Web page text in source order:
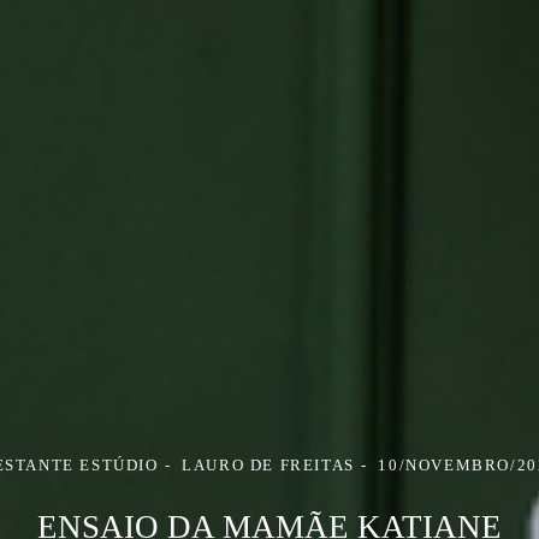
ESTÚDIO LAURO DE FREITAS 10/NOVEMBRO/
ENSAIO DA MAMÃE KATIANE